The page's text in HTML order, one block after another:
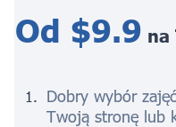
Od $9.9 na
Dobry wybór
Twoją stronę lub